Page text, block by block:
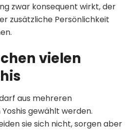
zwar konsequent wirkt, der
zusätzliche Persönlichkeit
vielen
aus mehreren
gewählt werden.
sie sich nicht, sorgen aber